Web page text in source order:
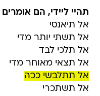
תהיי ליידי, הם אומרים
אל תיאנסי
אל תשתי יותר מדי
אל תלכי לבד
אל תצאי מאוחר מדי
אל תתלבשי ככה
אל תשתכרי